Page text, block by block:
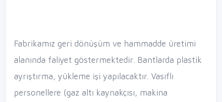
Fabrikamız geri dönüşüm ve hammadde üretimi
alanında faliyet göstermektedir. Bantlarda plastik
ayrıştırma, yükleme işi yapılacaktır. Vasıflı
personellere (gaz altı kaynakçısı, makina